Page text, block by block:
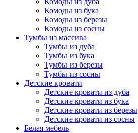
Комоды из бука
Комоды из березы
Комоды из сосны
Тумбы из массива
Тумбы из дуба
Тумбы из бука
Тумбы из березы
Тумбы из сосны
Детские кровати
Детские кровати из дуба
Детские кровати из бука
Детские кровати из березы
Детские кровати из сосны
Белая мебель